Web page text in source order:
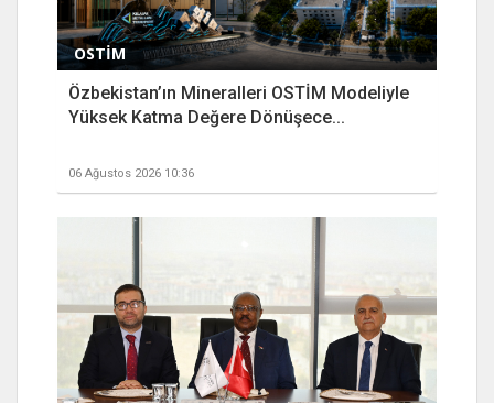
OSTİM
Özbekistan’ın Mineralleri OSTİM Modeliyle
Yüksek Katma Değere Dönüşece...
06 Ağustos 2026 10:36